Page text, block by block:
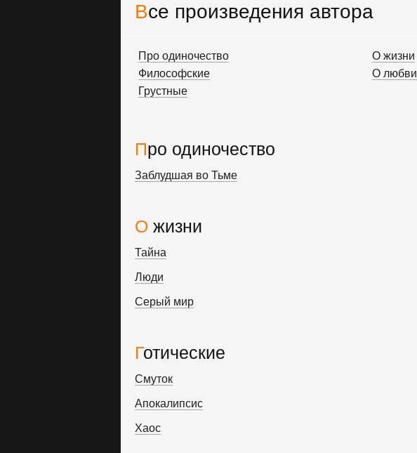
Все произведения автора
Про одиночество О жизни
Философские
О любви
Грустные
Про одиночество
Заблудшая во Тьме
О жизни
Тайна
Люди
Серый мир
Готические
Смуток
Апокалипсис
Хаос